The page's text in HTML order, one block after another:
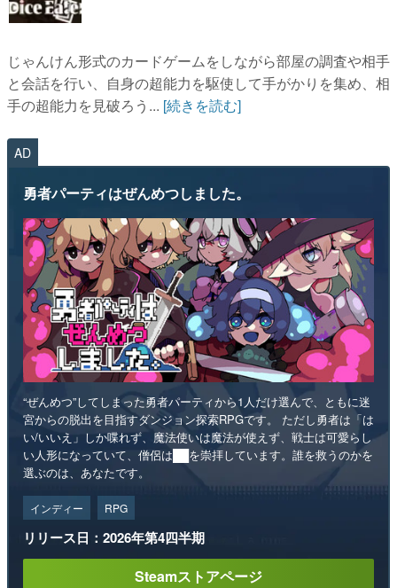
運営：株式会社マレ
じゃんけん形式のカードゲームをしながら部屋の調査や相手
と会話を行い、自身の超能力を駆使して手がかりを集め、相
手の超能力を見破ろう... [続きを読む]
AD
勇者パーティはぜんめつしました。
“ぜんめつ”してしまった勇者パーティから1人だけ選んで、ともに迷
宮からの脱出を目指すダンジョン探索RPGです。 ただし勇者は「は
い/いいえ」しか喋れず、魔法使いは魔法が使えず、戦士は可愛らし
い人形になっていて、僧侶は██を崇拝しています。誰を救うのかを
選ぶのは、あなたです。
インディー RPG
リリース日：2026年第4四半期
Steamストアページ